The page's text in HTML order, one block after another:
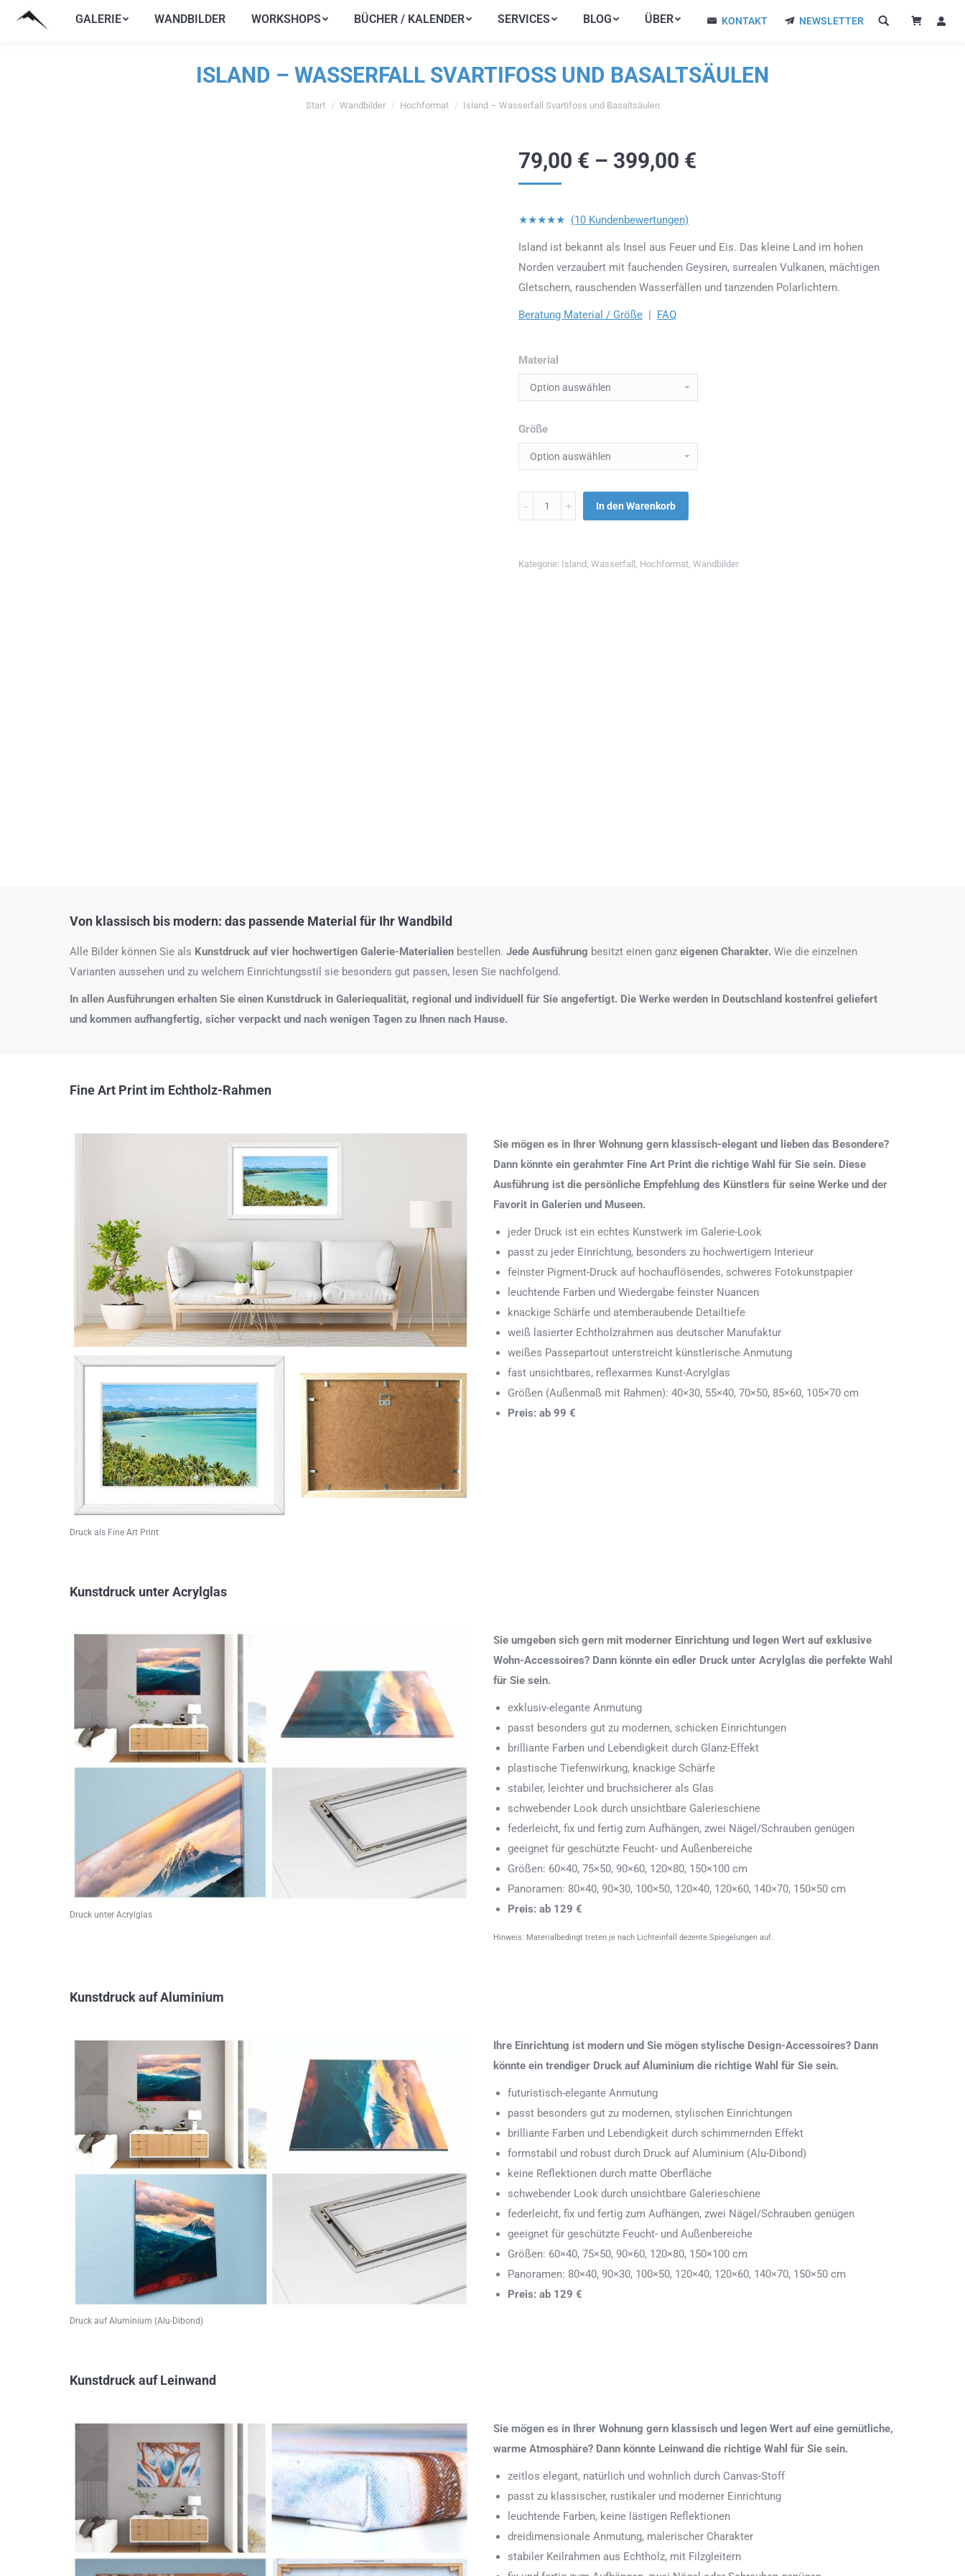
GALERIE WANDBILDER WORKSHOPS BÜCHER / KALENDER SERVICES BLOG ÜBER KONTAKT NEWSLETTER
ISLAND – WASSERFALL SVARTIFOSS UND BASALTSÄULEN
Sie befinden sich hier:
Start Wandbilder Hochformat Island – Wasserfall Svartifoss und Basaltsäulen
79,00 € – 399,00 €
★★★★★ (10 Kundenbewertungen)
Island ist bekannt als Insel aus Feuer und Eis. Das kleine Land im hohen
Norden verzaubert mit fauchenden Geysiren, surrealen Vulkanen, mächtigen
Gletschern, rauschenden Wasserfällen und tanzenden Polarlichtern.
Beratung Material / Größe | FAQ
Material
Größe
Menge In den Warenkorb
Kategorie: Island , Wasserfall , Hochformat, Wandbilder
Von klassisch bis modern: das passende Material für Ihr Wandbild
Alle Bilder können Sie als Kunstdruck auf vier hochwertigen Galerie-Materialien bestellen. Jede Ausführung besitzt einen ganz eigenen Charakter. Wie die einzelnen
Varianten aussehen und zu welchem Einrichtungsstil sie besonders gut passen, lesen Sie nachfolgend.
In allen Ausführungen erhalten Sie einen Kunstdruck in Galeriequalität, regional und individuell für Sie angefertigt. Die Werke werden in Deutschland kostenfrei geliefert
und kommen aufhangfertig, sicher verpackt und nach wenigen Tagen zu Ihnen nach Hause.
Fine Art Print im Echtholz-Rahmen
Druck als Fine Art Print
Sie mögen es in Ihrer Wohnung gern klassisch-elegant und lieben das Besondere?
Dann könnte ein gerahmter Fine Art Print die richtige Wahl für Sie sein. Diese
Ausführung ist die persönliche Empfehlung des Künstlers für seine Werke und der
Favorit in Galerien und Museen.
jeder Druck ist ein echtes Kunstwerk im Galerie-Look
passt zu jeder Einrichtung, besonders zu hochwertigem Interieur
feinster Pigment-Druck auf hochauflösendes, schweres Fotokunstpapier
leuchtende Farben und Wiedergabe feinster Nuancen
knackige Schärfe und atemberaubende Detailtiefe
weiß lasierter Echtholzrahmen aus deutscher Manufaktur
weißes Passepartout unterstreicht künstlerische Anmutung
fast unsichtbares, reflexarmes Kunst-Acrylglas
Größen (Außenmaß mit Rahmen): 40×30, 55×40, 70×50, 85×60, 105×70 cm
Preis: ab 99 €
Kunstdruck unter Acrylglas
Druck unter Acrylglas
Sie umgeben sich gern mit moderner Einrichtung und legen Wert auf exklusive
Wohn-Accessoires? Dann könnte ein edler Druck unter Acrylglas die perfekte Wahl
für Sie sein.
exklusiv-elegante Anmutung
passt besonders gut zu modernen, schicken Einrichtungen
brilliante Farben und Lebendigkeit durch Glanz-Effekt
plastische Tiefenwirkung, knackige Schärfe
stabiler, leichter und bruchsicherer als Glas
schwebender Look durch unsichtbare Galerieschiene
federleicht, fix und fertig zum Aufhängen, zwei Nägel/Schrauben genügen
geeignet für geschützte Feucht- und Außenbereiche
Größen: 60×40, 75×50, 90×60, 120×80, 150×100 cm
Panoramen: 80×40, 90×30, 100×50, 120×40, 120×60, 140×70, 150×50 cm
Preis: ab 129 €
Hinweis: Materialbedingt treten je nach Lichteinfall dezente Spiegelungen auf.
Kunstdruck auf Aluminium
Druck auf Aluminium (Alu-Dibond)
Ihre Einrichtung ist modern und Sie mögen stylische Design-Accessoires? Dann
könnte ein trendiger Druck auf Aluminium die richtige Wahl für Sie sein.
futuristisch-elegante Anmutung
passt besonders gut zu modernen, stylischen Einrichtungen
brilliante Farben und Lebendigkeit durch schimmernden Effekt
formstabil und robust durch Druck auf Aluminium (Alu-Dibond)
keine Reflektionen durch matte Oberfläche
schwebender Look durch unsichtbare Galerieschiene
federleicht, fix und fertig zum Aufhängen, zwei Nägel/Schrauben genügen
geeignet für geschützte Feucht- und Außenbereiche
Größen: 60×40, 75×50, 90×60, 120×80, 150×100 cm
Panoramen: 80×40, 90×30, 100×50, 120×40, 120×60, 140×70, 150×50 cm
Preis: ab 129 €
Kunstdruck auf Leinwand
Sie mögen es in Ihrer Wohnung gern klassisch und legen Wert auf eine gemütliche,
warme Atmosphäre? Dann könnte Leinwand die richtige Wahl für Sie sein.
zeitlos elegant, natürlich und wohnlich durch Canvas-Stoff
passt zu klassischer, rustikaler und moderner Einrichtung
leuchtende Farben, keine lästigen Reflektionen
dreidimensionale Anmutung, malerischer Charakter
stabiler Keilrahmen aus Echtholz, mit Filzgleitern
GALERIE WANDBILDER WORKSHOPS BÜCHER / KALENDER SERVICES BLOG ÜBER KONTAKT NEWSLETTER